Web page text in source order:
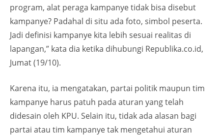
program, alat peraga kampanye tidak bisa disebut
kampanye? Padahal di situ ada foto, simbol peserta.
Jadi definisi kampanye kita lebih sesuai realitas di
lapangan,” kata dia ketika dihubungi Republika.co.id,
Jumat (19/10).
Karena itu, ia mengatakan, partai politik maupun tim
kampanye harus patuh pada aturan yang telah
didesain oleh KPU. Selain itu, tidak ada alasan bagi
partai atau tim kampanye tak mengetahui aturan